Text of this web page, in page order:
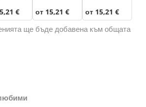
€ от 15,21 € от 15,21 €
ще бъде добавена към общата